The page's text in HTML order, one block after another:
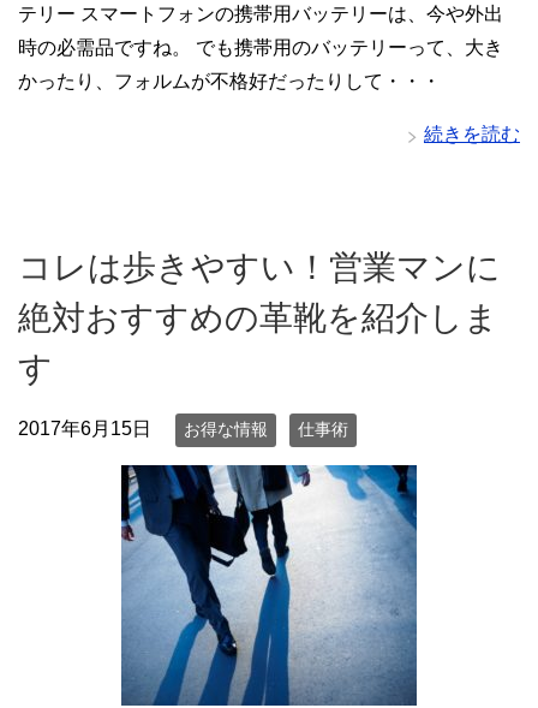
テリー スマートフォンの携帯用バッテリーは、今や外出
時の必需品ですね。 でも携帯用のバッテリーって、大き
かったり、フォルムが不格好だったりして・・・
続きを読む
コレは歩きやすい！営業マンに
絶対おすすめの革靴を紹介しま
す
2017年6月15日 お得な情報 仕事術